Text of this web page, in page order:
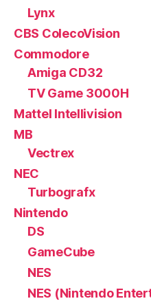
Lynx
CBS ColecoVision
Commodore
Amiga CD32
TV Game 3000H
Mattel Intellivision
MB
Vectrex
NEC
Turbografx
Nintendo
DS
GameCube
NES
NES (Nintendo